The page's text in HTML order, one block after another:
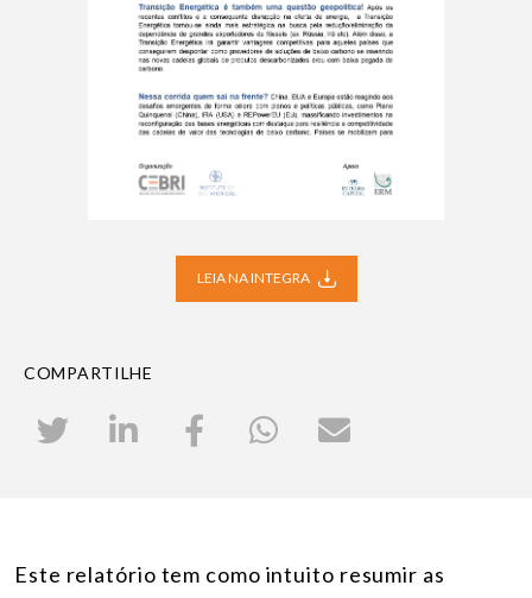
LEIA NA INTEGRA
COMPARTILHE
Este relatório tem como intuito resumir as